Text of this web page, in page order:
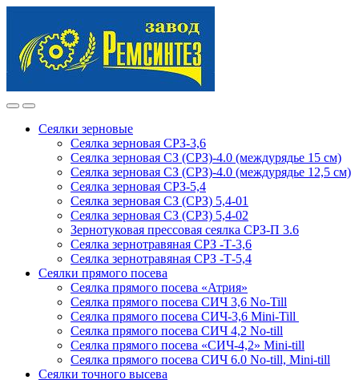
navigation
content
Сеялки зерновые
Сеялка зерновая СРЗ-3,6
Сеялка зерновая СЗ (СРЗ)-4.0 (междурядье 15 см)
Сеялка зерновая СЗ (СРЗ)-4.0 (междурядье 12,5 см)
Сеялка зерновая СРЗ-5,4
Сеялка зерновая СЗ (СРЗ) 5,4-01
Сеялка зерновая СЗ (СРЗ) 5,4-02
Зернотуковая прессовая сеялка СРЗ-П 3.6
Сеялка зернотравяная СРЗ -Т-3,6
Сеялка зернотравяная СРЗ -Т-5,4
Сеялки прямого посева
Сеялка прямого посева «Атрия»
Сеялка прямого посева СИЧ 3,6 No-Till
Сеялка прямого посева СИЧ-3,6 Mini-Till
Сеялка прямого посева СИЧ 4,2 No-till
Сеялка прямого посева «СИЧ-4,2» Mini-till
Сеялка прямого посева СИЧ 6.0 No-till, Mini-till
Сеялки точного высева